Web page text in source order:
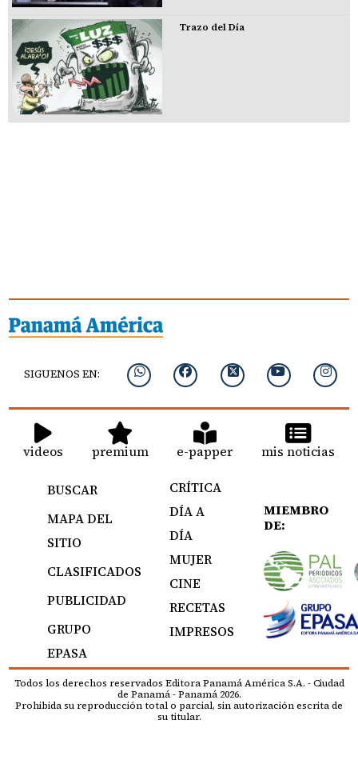
Trazo del Día
SIGUENOS EN:
videos premium e-papper mis noticias
BUSCAR
MAPA DEL
SITIO
CLASIFICADOS
PUBLICIDAD
GRUPO
EPASA
CRÍTICA
DÍA A
DÍA
MUJER
CINE
RECETAS
IMPRESOS
MIEMBRO
DE:
Todos los derechos reservados Editora Panamá América S.A. - Ciudad
de Panamá - Panamá 2026.
Prohibida su reproducción total o parcial, sin autorización escrita de
su titular.